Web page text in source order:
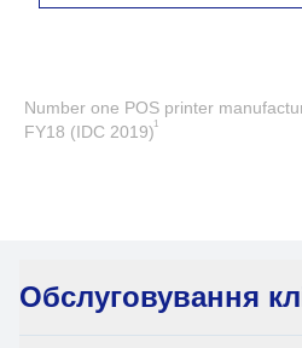
Number one POS printer
FY18 (IDC 2019)1
Обслуговування